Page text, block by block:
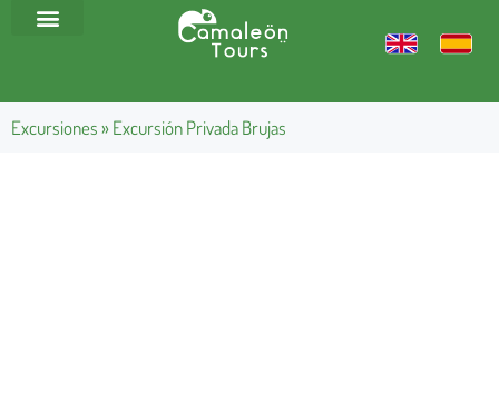
Excursiones»Excursión Privada Brujas